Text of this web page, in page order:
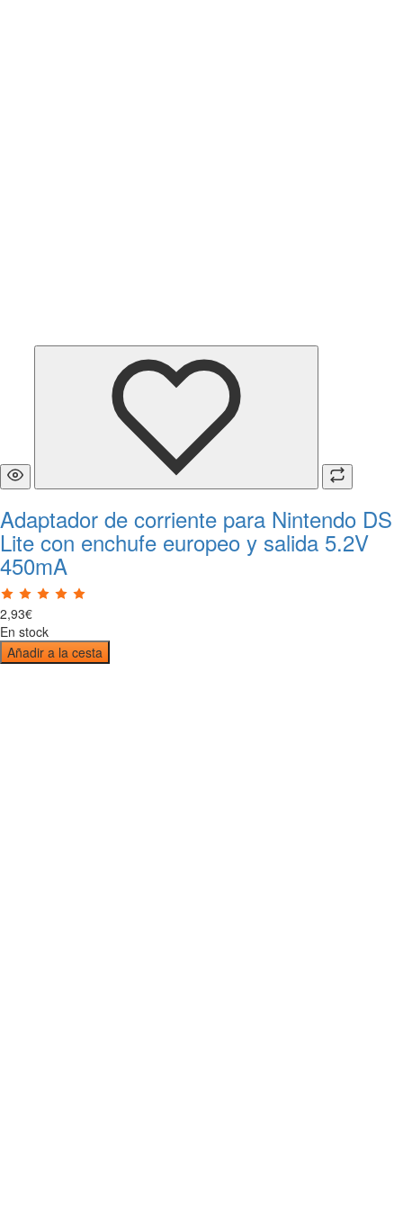
Adaptador de corriente para Nintendo DS
Lite con enchufe europeo y salida 5.2V
450mA
2,93€
En stock
Añadir a la cesta